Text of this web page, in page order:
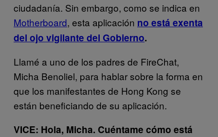
ciudadanía. Sin embargo, como se indica en
Motherboard, esta aplicación no está exenta
del ojo vigilante del Gobierno.
Llamé a uno de los padres de FireChat,
Micha Benoliel, para hablar sobre la forma en
que los manifestantes de Hong Kong se
están beneficiando de su aplicación.
VICE: Hola, Micha. Cuéntame cómo está